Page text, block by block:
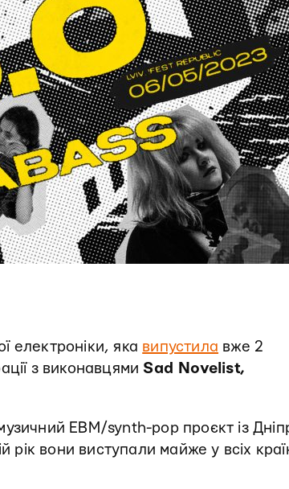
електроніки, яка випустила вже 2
з виконавцями Sad Novelist,
EBM/synth-pop проєкт із
рік вони виступали майже у всіх